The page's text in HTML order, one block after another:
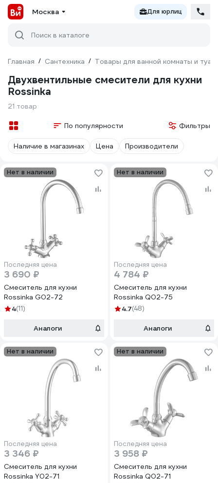
Москва Для юрлиц
Поиск в каталоге
Главная / Сантехника / Товары для ванной комнаты и
Двухвентильные смесители для кухни
Rossinka
21 товар
По популярности Фильтры
Наличие в магазинах Цена Производители
Нет в наличии
Последняя цена
3 690 ₽
Смеситель для кухни
Rossinka G02-72
4(11)
Аналоги
Нет в наличии
Последняя цена
4 784 ₽
Смеситель для кухни
Rossinka Q02-75
4.7(48)
Аналоги
Нет в наличии
Последняя цена
3 346 ₽
Смеситель для кухни
Rossinka Y02-71
Нет в наличии
Последняя цена
3 958 ₽
Смеситель для кухни
Rossinka Q02-71